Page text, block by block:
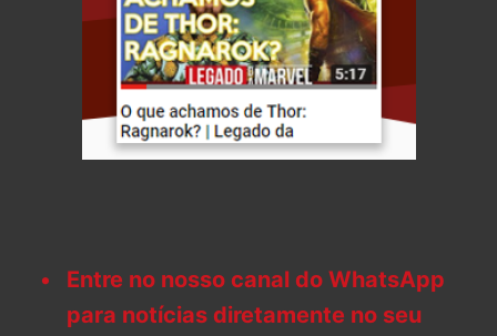
Entre no nosso canal do WhatsApp
para notícias diretamente no seu